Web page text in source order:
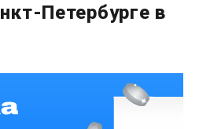
до50 000₽
от 1 до 21 дня
Петербурге в